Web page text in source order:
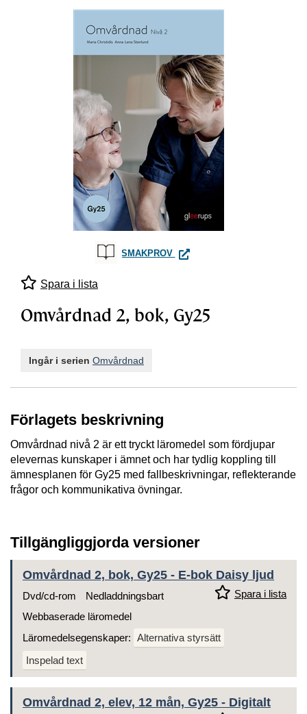
SMAKPROV OMVÅRDNAD 2, BOK, GY25
Spara i lista
Omvårdnad 2, bok, Gy25
Ingår i serien Omvårdnad
Förlagets beskrivning
Omvårdnad nivå 2 är ett tryckt läromedel som fördjupar
elevernas kunskaper i ämnet och har tydlig koppling till
ämnesplanen för Gy25 med fallbeskrivningar, reflekterande
frågor och kommunikativa övningar.
Tillgängliggjorda versioner
Omvårdnad 2, bok, Gy25 - E-bok Daisy ljud
Spara i lista
Dvd/cd-rom
Nedladdningsbart
Webbaserade läromedel
Läromedelsegenskaper: Alternativa styrsätt
Inspelad text
Omvårdnad 2, elev, 12 mån, Gy25 - Digitalt